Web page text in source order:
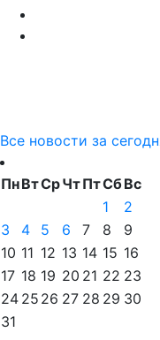
Все новости за
ПнВтСрЧтПтСбВс
1
2
3
4 5 6 7 8
9
10 11 12 13 14 15 16
17 18 19 20 21 22 23
24 25 26 27 28 29 30
31